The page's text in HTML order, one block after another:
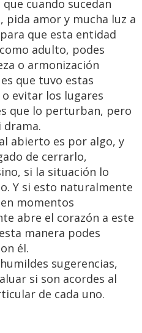
cuando sucedan
amor y mucha luz a
que esta entidad
adulto, podes
o armonización
que tuvo estas
evitar los lugares
que lo perturban, pero
drama.
abierto es por algo, y
de cerrarlo,
si la situación lo
Y si esto naturalmente
momentos
abre el corazón a este
manera podes
él.
sugerencias,
si son acordes al
de cada uno.